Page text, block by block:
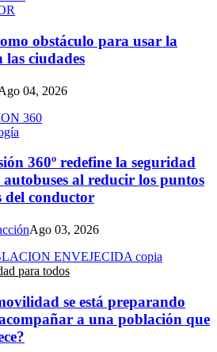
obstáculo para usar la
las ciudades
04, 2026
360º redefine la seguridad
autobuses al reducir los puntos
del conductor
Ago 03, 2026
para todos
se está preparando
a una población que